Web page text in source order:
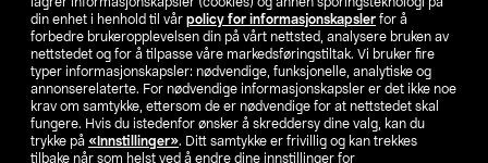
din enhet i henhold til vår policy for informasjonskapsler for å
forbedre brukeropplevelsen din på vårt nettsted, analysere bruken av
nettstedet og for å tilpasse våre markedsføringstiltak. Vi bruker fire
typer informasjonskapsler: nødvendige, funksjonelle, analytiske og
annonserelaterte. For nødvendige informasjonskapsler er det ikke noe
krav om samtykke, ettersom de er nødvendige for at nettstedet skal
fungere. Hvis du istedenfor ønsker å skreddersy dine valg, kan du
trykke på «Innstillinger». Ditt samtykke er frivillig og kan trekkes
tilbake når som helst ved å endre dine innstillinger for
SE NO FI